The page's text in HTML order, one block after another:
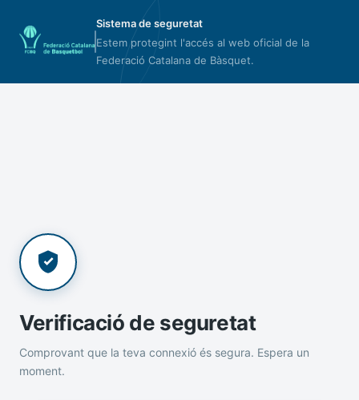
Sistema de seguretat
Estem protegint l'accés al web oficial de la
Federació Catalana de Bàsquet.
Verificació de seguretat
Comprovant que la teva connexió és segura. Espera un
moment.